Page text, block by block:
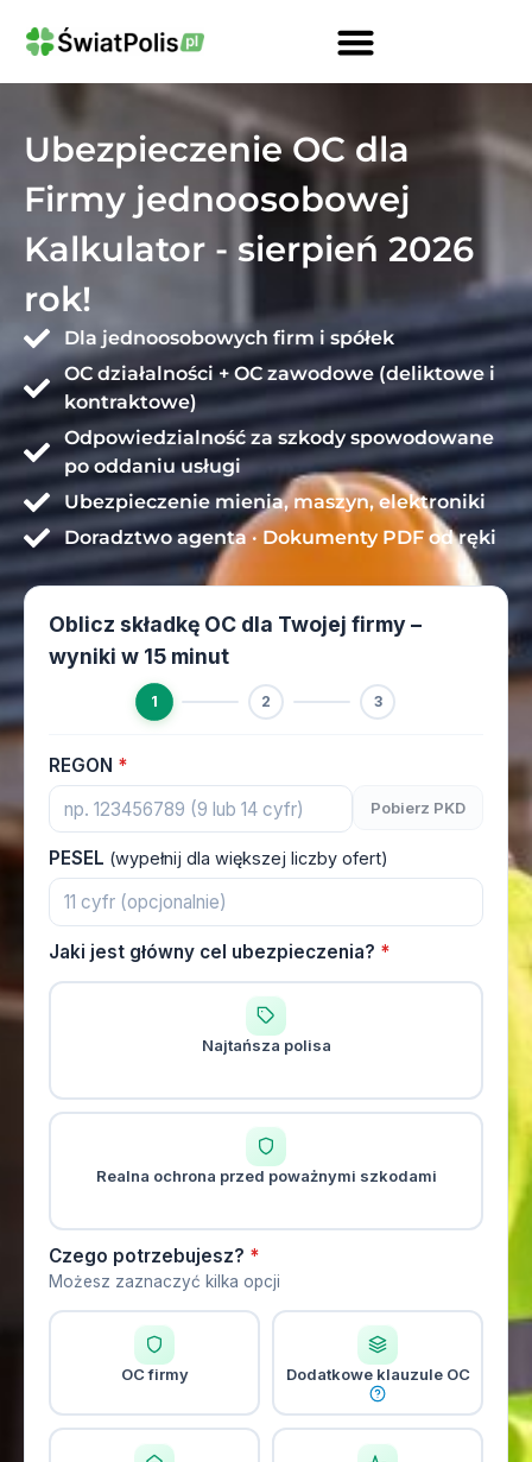
Ubezpieczenie OC dla
Firmy jednoosobowej
Kalkulator - sierpień 2026
rok!
Dla jednoosobowych firm i spółek
OC działalności + OC zawodowe (deliktowe i
kontraktowe)
Odpowiedzialność za szkody spowodowane
po oddaniu usługi
Ubezpieczenie mienia, maszyn, elektroniki
Doradztwo agenta · Dokumenty PDF od ręki